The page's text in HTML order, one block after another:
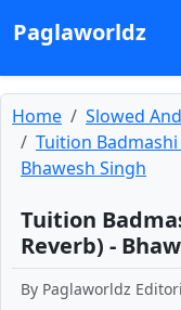
Paglaworldz
Home
Slowed
Tuition Badmashi
Bhawesh Singh
Tuition
Reverb) -
By Paglaworldz